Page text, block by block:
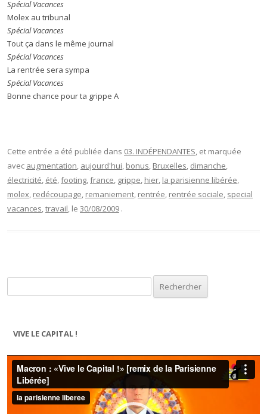
Spécial Vacances
Molex au tribunal
Spécial Vacances
Tout ça dans le même journal
Spécial Vacances
La rentrée sera sympa
Spécial Vacances
Bonne chance pour ta grippe A
Cette entrée a été publiée dans 03. INDÉPENDANTES, et marquée
avec augmentation, aujourd'hui, bonus, Bruxelles, dimanche,
électricité, été,footing,france, grippe, hier, la parisienne libérée,
molex, redécoupage, remaniement, rentrée, rentrée sociale, special
vacances,travail, le 30/08/2009 .
VIVE LE CAPITAL !
Lecteur
vidéo